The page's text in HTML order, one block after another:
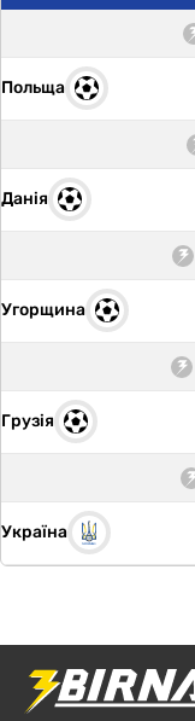
Польща
Данія
Угорщина
Грузія
Україна